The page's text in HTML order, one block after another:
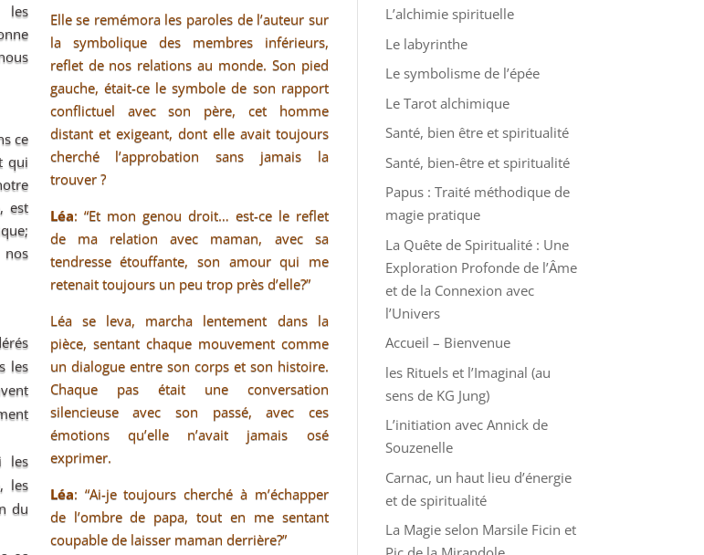
les
ce
qui
est
nos
les
les
les
du
Elle se remémora les paroles de l’auteur sur
la symbolique des membres inférieurs,
reflet de nos relations au monde. Son pied
gauche, était-ce le symbole de son rapport
conflictuel avec son père, cet homme
distant et exigeant, dont elle avait toujours
cherché l’approbation sans jamais la
trouver ?
Léa: “Et mon genou droit… est-ce le reflet
de ma relation avec maman, avec sa
tendresse étouffante, son amour qui me
retenait toujours un peu trop près d’elle?”
Léa se leva, marcha lentement dans la
pièce, sentant chaque mouvement comme
un dialogue entre son corps et son histoire.
Chaque pas était une conversation
silencieuse avec son passé, avec ces
émotions qu’elle n’avait jamais osé
exprimer.
Léa: “Ai-je toujours cherché à m’échapper
de l’ombre de papa, tout en me sentant
coupable de laisser maman derrière?”
L’alchimie spirituelle
Le labyrinthe
Le symbolisme de l’épée
Le Tarot alchimique
Santé, bien être et spiritualité
Santé, bien-être et spiritualité
Papus : Traité méthodique de
magie pratique
La Quête de Spiritualité : Une
Exploration Profonde de l’Âme
et de la Connexion avec
l’Univers
Accueil – Bienvenue
les Rituels et l’Imaginal (au
sens de KG Jung)
L’initiation avec Annick de
Souzenelle
Carnac, un haut lieu d’énergie
et de spiritualité
La Magie selon Marsile Ficin et